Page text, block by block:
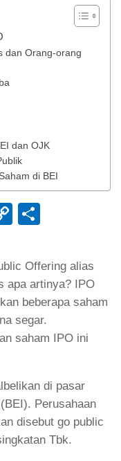
dan Orang-orang
dan OJK
di BEI
Copy
Offering alias
apa artinya? IPO
beberapa saham
segar.
saham IPO ini
di pasar
Perusahaan
disebut go public
Tbk.